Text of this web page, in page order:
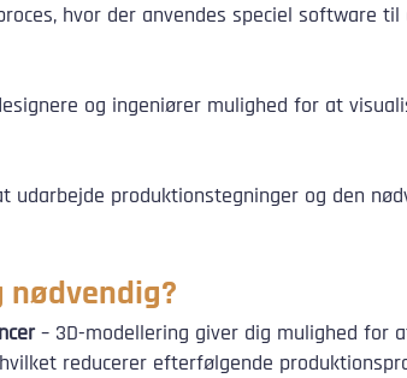
hvor der anvendes speciel software
og ingeniører mulighed for at
udarbejde produktionstegninger og den
nødvendig?
– 3D-modellering giver dig mulighed for
reducerer efterfølgende